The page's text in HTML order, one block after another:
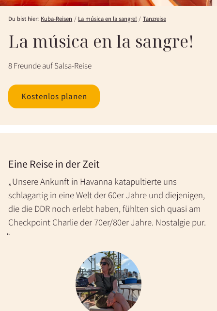
Du bist hier: Kuba-Reisen La música en la sangre! Tanzreise
La música en la sangre!
8 Freunde auf Salsa-Reise
Kostenlos planen
Eine Reise in der Zeit
Unsere Ankunft in Havanna katapultierte uns
schlagartig in eine Welt der 60er Jahre und diejenigen,
die die DDR noch erlebt haben, fühlten sich quasi am
Checkpoint Charlie der 70er/80er Jahre. Nostalgie pur.